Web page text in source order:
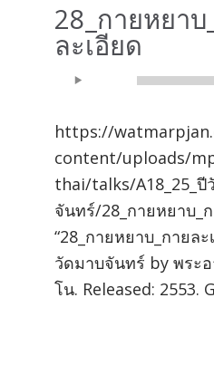
28_กายหยาบ
ละเอียด
Audio
https://
content/uploads/
thai/talks/A18_25_ปี
จันทร์/28_กายหยาบ_
“28_กายหยาบ_กายล
วัดมาบจันทร์ by พระ
โน. Released: 2553.